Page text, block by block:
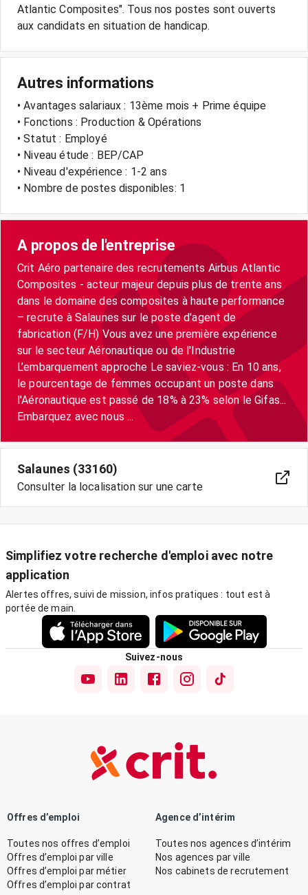
Atlantic Composites". Tous nos postes sont ouverts
aux candidats en situation de handicap.
Autres informations
• Avantages salariaux : 13ème mois + Prime équipe
• Fonctions : Production & Opérations
• Statut : Employé
• Niveau étude : BEP/CAP
• Niveau d'expérience : 1-2 ans
• Nombre de postes disponibles: 1
A propos de l'entreprise
Crit Aéro partenaire des recrutements Airbus Atlantic
Composites - acteur majeur depuis plus de trente ans
dans le domaine des composites à haute performance
– recrute à Salaunes sur le poste d'agent de
fabrication (F/H) Vous avez une première expérience
sur le secteur Aéronautique ou de l'Industrie
L’embarquement approche Le saviez-vous : En 10 ans,
le pourcentage de femmes occupant un poste dans
l'Aéronautique est passé de 18% à 23% selon le Gifas...
Embarquez avec nous ...
Salaunes (33160)
Consulter la localisation sur une carte
Simplifiez votre recherche d'emploi avec notre
application
Alertes offres, suivi de mission, infos pratiques : tout est à
portée de main.
Suivez-nous
Offres d’emploi
Toutes nos offres d’emploi
Offres d’emploi par ville
Offres d’emploi par métier
Offres d’emploi par contrat
Agence d’intérim
Toutes nos agences d’intérim
Nos agences par ville
Nos cabinets de recrutement